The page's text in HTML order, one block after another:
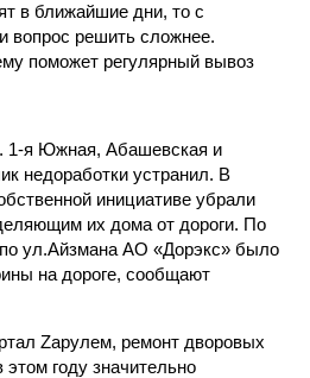
в ближайшие дни, то с
вопрос решить сложнее.
поможет регулярный вывоз
1-я Южная, Абашевская и
недоработки устранил. В
инициативе убрали
их дома от дороги. По
ул.Айзмана АО «Дорэкс» было
на дороге, сообщают
Zарулем, ремонт дворовых
году значительно